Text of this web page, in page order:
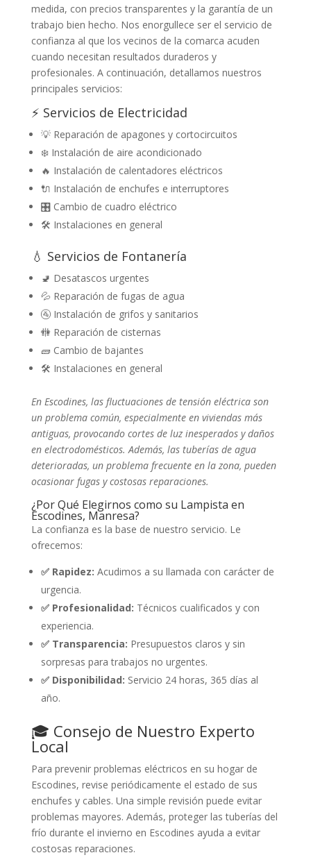
medida, con precios transparentes y la garantía de un
trabajo bien hecho. Nos enorgullece ser el servicio de
confianza al que los vecinos de la comarca acuden
cuando necesitan resultados duraderos y
profesionales. A continuación, detallamos nuestros
principales servicios:
⚡ Servicios de Electricidad
💡 Reparación de apagones y cortocircuitos
❄️ Instalación de aire acondicionado
🔥 Instalación de calentadores eléctricos
🔌 Instalación de enchufes e interruptores
🎛️ Cambio de cuadro eléctrico
🛠️ Instalaciones en general
💧 Servicios de Fontanería
🚽 Desatascos urgentes
💦 Reparación de fugas de agua
🚰 Instalación de grifos y sanitarios
🚻 Reparación de cisternas
🧱 Cambio de bajantes
🛠️ Instalaciones en general
En Escodines, las fluctuaciones de tensión eléctrica son
un problema común, especialmente en viviendas más
antiguas, provocando cortes de luz inesperados y daños
en electrodomésticos. Además, las tuberías de agua
deterioradas, un problema frecuente en la zona, pueden
ocasionar fugas y costosas reparaciones.
¿Por Qué Elegirnos como su Lampista en
Escodines, Manresa?
La confianza es la base de nuestro servicio. Le
ofrecemos:
✅ Rapidez: Acudimos a su llamada con carácter de
urgencia.
✅ Profesionalidad: Técnicos cualificados y con
experiencia.
✅ Transparencia: Presupuestos claros y sin
sorpresas para trabajos no urgentes.
✅ Disponibilidad: Servicio 24 horas, 365 días al
año.
🎓 Consejo de Nuestro Experto
Local
Para prevenir problemas eléctricos en su hogar de
Escodines, revise periódicamente el estado de sus
enchufes y cables. Una simple revisión puede evitar
problemas mayores. Además, proteger las tuberías del
frío durante el invierno en Escodines ayuda a evitar
costosas reparaciones.